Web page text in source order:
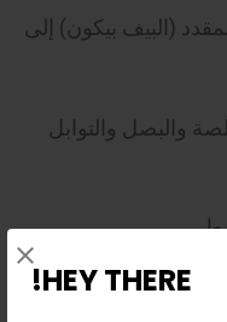
HEY THERE!
(البيف بيكون) إلى
والبصل والتوابل